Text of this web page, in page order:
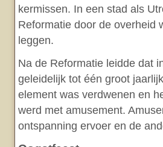
kermissen. In een stad als
Reformatie door de overheid
leggen.
Na de Reformatie leidde dat
geleidelijk tot één groot
element was verdwenen en
werd met amusement.
ontspanning ervoer en de